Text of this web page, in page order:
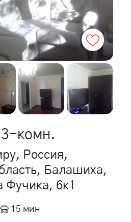
3-комн.
Россия,
Балашиха,
6к1
15 мин